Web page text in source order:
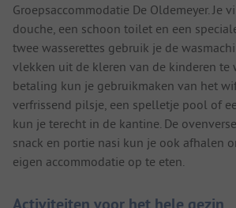
Groepsaccommodatie De Oldemeyer. Je
douche, een schoon toilet en een
twee wasserettes gebruik je de
vlekken uit de kleren van de kinderen te
betaling kun je gebruikmaken van het
verfrissend pilsje, een spelletje pool of
kun je terecht in de kantine. De
snack en portie nasi kun je ook afhalen
eigen accommodatie op te eten.